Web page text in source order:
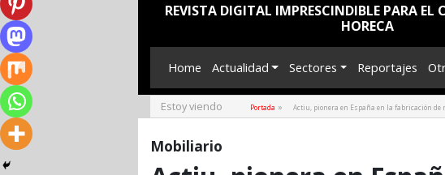
REVISTA DIGITAL IMPRESCINDIBLE PARA
HORECA
Home Actualidad Sectores Reportajes
Estoy viendo Portada » Actiu, pionera en España en la fabricación
Mobiliario